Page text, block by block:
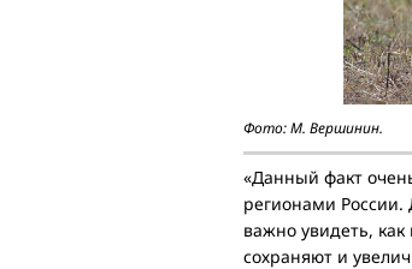
Фото: М. Вершинин.
«Данный факт
регионами России.
важно увидеть,
сохраняют и